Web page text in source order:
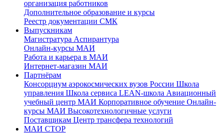
организация работников
Дополнительное образование и курсы
Реестр документации СМК
Выпускникам
Магистратура Аспирантура
Онлайн-курсы МАИ
Работа и карьера в МАИ
Интернет-магазин МАИ
Партнёрам
Консорциум аэрокосмических вузов России Школа
управления Школа сервиса LEAN-школа Авиационный
учебный центр МАИ Корпоративное обучение Онлайн-
курсы МАИ Высокотехнологичные услуги
Поставщикам Центр трансфера технологий
МАИ СТОР